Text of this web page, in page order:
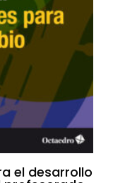
el desarrollo